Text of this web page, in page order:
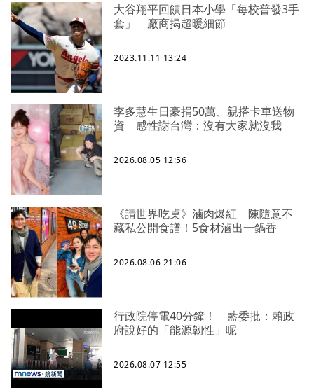
大谷翔平回饋日本小學「每校普發3手
套」 廠商揭超暖細節
2023.11.11 13:24
李多慧生日豪捐50萬、親搭卡車送物
資 感性謝台灣：沒有大家就沒我
2026.08.05 12:56
《請世界吃桌》滷肉爆紅 陳隨意不
藏私公開食譜！5食材滷出一鍋香
2026.08.06 21:06
行政院停電40分鐘！ 藍委批：賴政
府說好的「能源韌性」呢
2026.08.07 12:55